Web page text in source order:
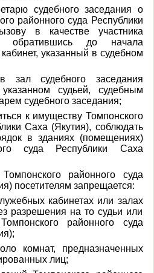
судебного заседания о
районного суда Республики
в качестве участника
обратившись до начала
указанный в судебном
судебного заседания
судьей, судебным
судебного заседания;
к имуществу Томпонского
Саха (Якутия), соблюдать
в зданиях (помещениях)
суда Республики Саха
районного суда
посетителям запрещается:
кабинетах или залах
разрешения на то судьи или
районного суда
комнат, предназначенных
лиц;